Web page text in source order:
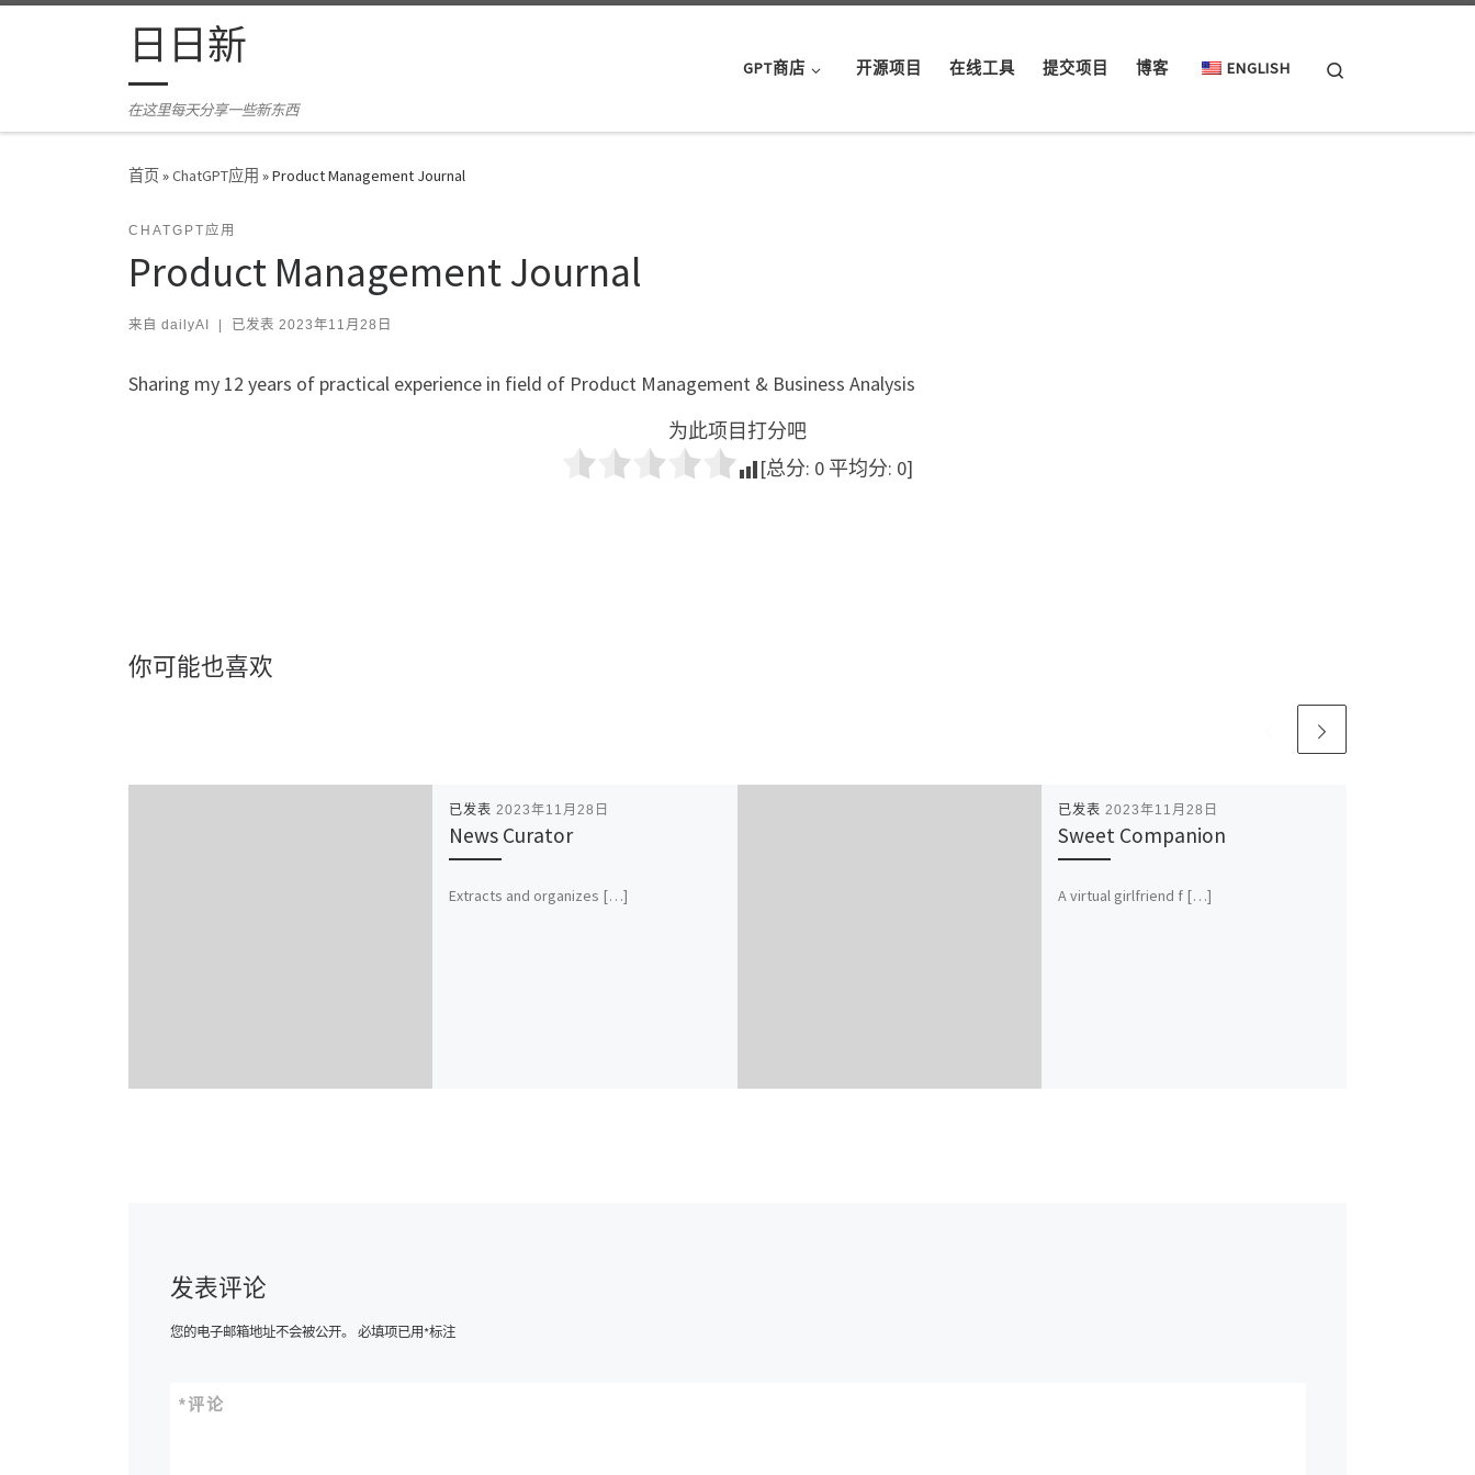
Skip to content日日新
在这里每天分享一些新东西
GPT商店 开源项目 在线工具 提交项目 博客 ENGLISH
首页»ChatGPT应用 »Product Management Journal
CHATGPT应用
Product Management Journal
来自 dailyAI 已发表 2023年11月28日
Sharing my 12 years of practical experience in field of Product Management & Business Analysis
为此项目打分吧
[总分: 0 平均分: 0]
你可能也喜欢
已发表 2023年11月28日
News Curator
Extracts and organizes […]
已发表 2023年11月28日
Sweet Companion
A virtual girlfriend f […]
发表评论
您的电子邮箱地址不会被公开。 必填项已用*标注
评论
*